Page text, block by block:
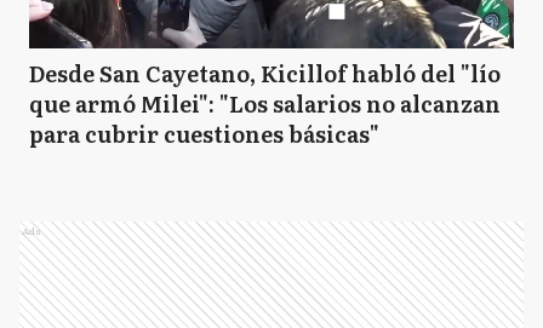
Desde San Cayetano, Kicillof habló del "lío
que armó Milei": "Los salarios no alcanzan
para cubrir cuestiones básicas"
Ads